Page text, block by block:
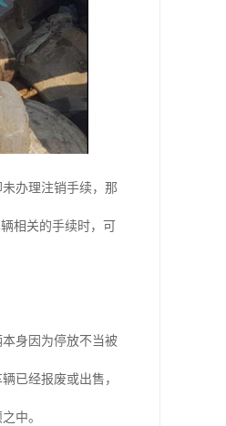
办理注销手续，那
相关的手续时，可
身因为停放不当被
已经报废或出售，
中。